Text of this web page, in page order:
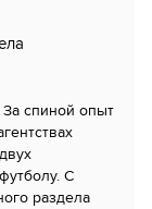
За спиной опыт
С
раздела